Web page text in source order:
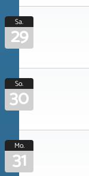
Sa.
29
So.
30
Mo.
31